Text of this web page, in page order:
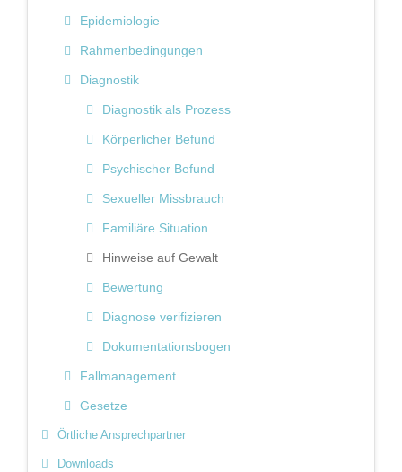
Epidemiologie
Rahmenbedingungen
Diagnostik
Diagnostik als Prozess
Körperlicher Befund
Psychischer Befund
Sexueller Missbrauch
Familiäre Situation
Hinweise auf Gewalt
Bewertung
Diagnose verifizieren
Dokumentationsbogen
Fallmanagement
Gesetze
Örtliche Ansprechpartner
Downloads